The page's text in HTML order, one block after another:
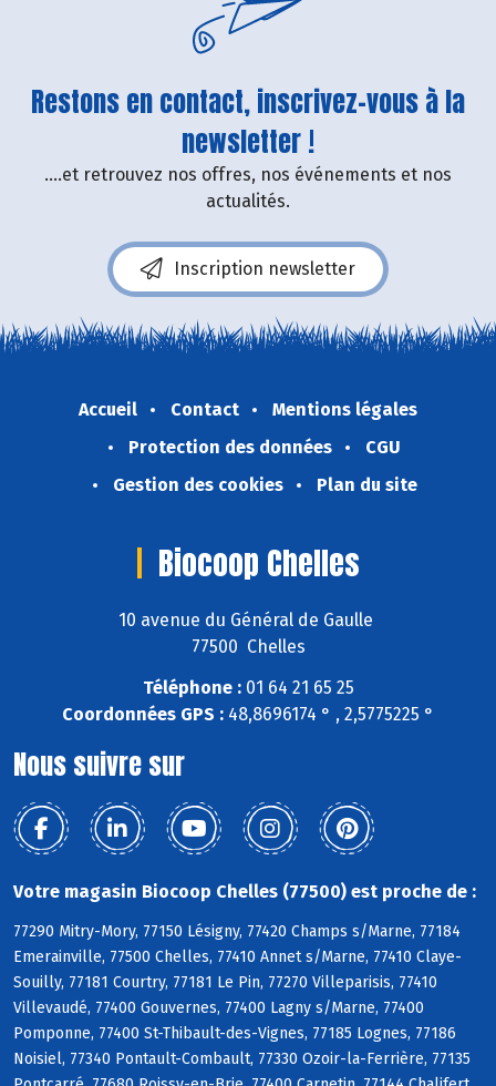
Restons en contact, inscrivez-vous à la
newsletter !
....et retrouvez nos offres, nos événements et nos
actualités.
Inscription newsletter
Accueil Contact
Mentions légales
Protection des données
CGU
Gestion des cookies
Plan du site
Biocoop Chelles
10 avenue du Général de Gaulle
77500 Chelles
Téléphone :01 64 21 65 25
Coordonnées GPS : 48,8696174 ° , 2,5775225 °
Nous suivre sur
Votre magasin Biocoop Chelles (77500) est proche de :
77290 Mitry-Mory, 77150 Lésigny, 77420 Champs s/Marne, 77184
Emerainville, 77500 Chelles, 77410 Annet s/Marne, 77410 Claye-
Souilly, 77181 Courtry, 77181 Le Pin, 77270 Villeparisis, 77410
Villevaudé, 77400 Gouvernes, 77400 Lagny s/Marne, 77400
Pomponne, 77400 St-Thibault-des-Vignes, 77185 Lognes, 77186
Noisiel, 77340 Pontault-Combault, 77330 Ozoir-la-Ferrière, 77135